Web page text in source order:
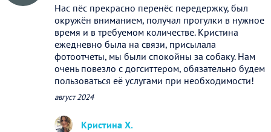
Нас пёс прекрасно перенёс передержку, был
окружён вниманием, получал прогулки в нужное
время и в требуемом количестве. Кристина
ежедневно была на связи, присылала
фотоотчеты, мы были спокойны за собаку. Нам
очень повезло с догситтером, обязательно будем
пользоваться её услугами при необходимости!
август 2024
Кристина Х.